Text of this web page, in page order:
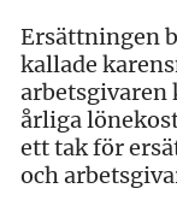
Ersättningen
kallade
arbetsgivaren
årliga
ett tak för
och